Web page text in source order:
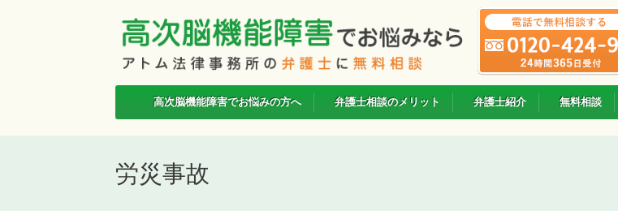
高次脳機能障害でお悩みの方へ 弁護士相談のメリット 弁護士紹介 無料相談
労災事故